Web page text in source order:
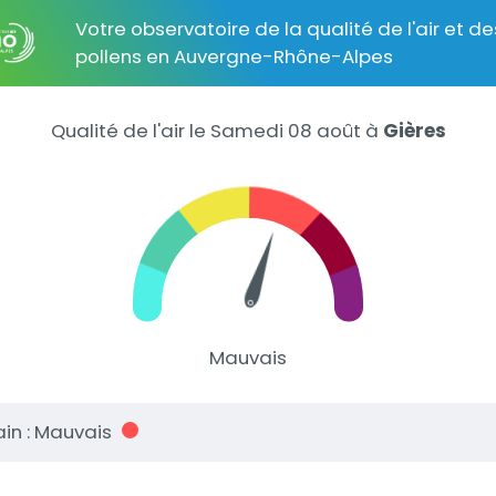
Votre observatoire de la qualité de l'air et
pollens en Auvergne-Rhône-Alpes
Qualité de l'air le Samedi 08 août à Gières
Mauvais
: Mauvais